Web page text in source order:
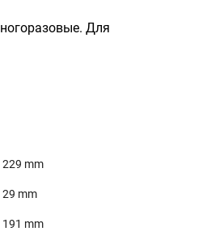
Для
229 mm
29 mm
191 mm